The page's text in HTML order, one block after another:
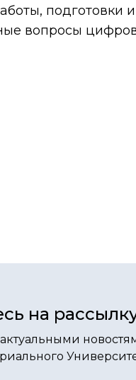
вопросы
на